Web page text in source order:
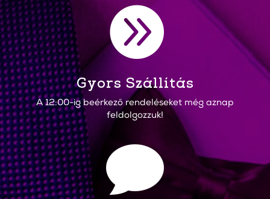

Gyors Szállítás
A 12:00-ig beérkező rendeléseket még aznap
feldolgozzuk!
